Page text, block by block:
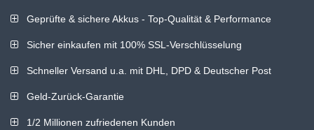
Geprüfte & sichere Akkus - Top-Qualität & Performance
Sicher einkaufen mit 100% SSL-Verschlüsselung
Schneller Versand u.a. mit DHL, DPD & Deutscher Post
Geld-Zurück-Garantie
1/2 Millionen zufriedenen Kunden